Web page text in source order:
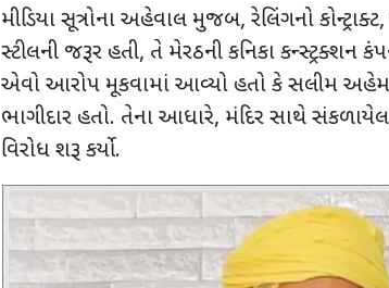
મીડિયા સૂત્રોના અહેવાલ મુજબ, રેલિંગનો કોન્ટ્રાક્ટ,
સ્ટીલની જરૂર હતી, તે મેરઠની કનિકા કન્સ્ટ્રક્શન
એવો આરોપ મૂકવામાં આવ્યો હતો કે સલીમ
ભાગીદાર હતો. તેના આધારે, મંદિર સાથે
વિરોધ શરૂ કર્યો.